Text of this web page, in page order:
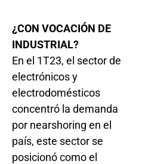
¿CON VOCACIÓN DE
INDUSTRIAL?
En el 1T23, el sector de
electrónicos y
electrodomésticos
concentró la demanda
por nearshoring en el
país, este sector se
posicionó como el